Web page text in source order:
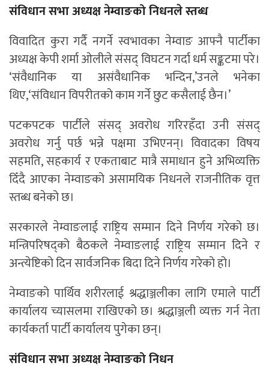
संविधान सभा अध्यक्ष नेम्वाङको निधनले स्तब्ध
विवादित कुरा गर्दै नगर्ने स्वभावका नेम्वाङ आफ्नै पार्टीका
अध्यक्ष केपी शर्मा ओलीले संसद् विघटन गर्दा धर्म सङ्कटमा परे।
‘संवैधानिक या असंवैधानिक भन्दिन,’उनले भनेका
थिए,‘संविधान विपरीतको काम गर्ने छुट कसैलाई छैन।’
पटकपटक पार्टीले संसद् अवरोध गरिरहँदा उनी संसद्
अवरोध गर्नु पर्छ भन्ने पक्षमा उभिएनन्। विवादका विषय
सहमति, सहकार्य र एकताबाट मात्रै समाधान हुने अभिव्यक्ति
दिँदै आएका नेम्वाङको असामयिक निधनले राजनीतिक वृत्त
स्तब्ध बनेको छ।
सरकारले नेम्वाङलाई राष्ट्रिय सम्मान दिने निर्णय गरेको छ।
मन्त्रिपरिषद्को बैठकले नेम्वाङलाई राष्ट्रिय सम्मान दिने र
अन्त्येष्टिको दिन सार्वजनिक बिदा दिने निर्णय गरेको हो।
नेम्वाङको पार्थिव शरीरलाई श्रद्धाञ्जलीका लागि एमाले पार्टी
कार्यालय च्यासलमा राखिएको छ। श्रद्धाञ्जली व्यक्त गर्न नेता
कार्यकर्ता पार्टी कार्यालय पुगेका छन्।
संविधान सभा अध्यक्ष नेम्वाङको निधन